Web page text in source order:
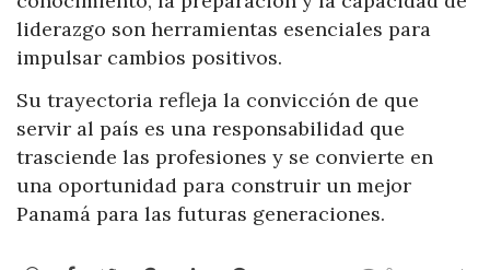
liderazgo son herramientas esenciales para
impulsar cambios positivos.
Su trayectoria refleja la convicción de que
servir al país es una responsabilidad que
trasciende las profesiones y se convierte en
una oportunidad para construir un mejor
Panamá para las futuras generaciones.